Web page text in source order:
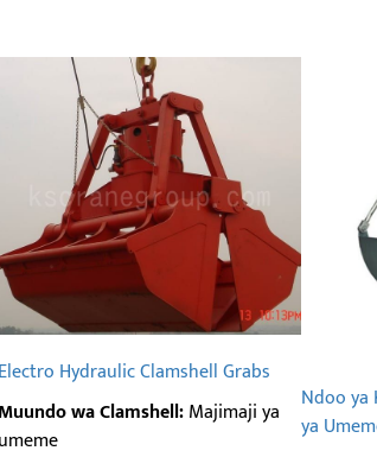
Electro Hydraulic Clamshell Grabs
Muundo wa Clamshell:Majimaji ya
umeme
Ndoo ya
ya